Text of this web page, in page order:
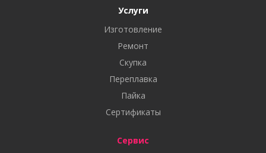
Услуги
Изготовление
Ремонт
Скупка
Переплавка
Пайка
Сертификаты
Сервис